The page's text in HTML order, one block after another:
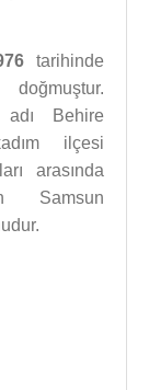
tarihinde
adı Behire
ilçesi
arasında
Samsun